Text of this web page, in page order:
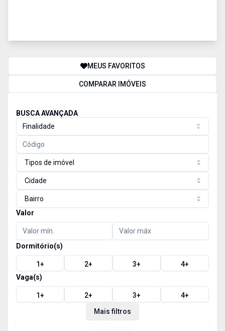
MEUS FAVORITOS
COMPARAR IMÓVEIS
BUSCA AVANÇADA
Finalidade
Tipos de imóvel
Cidade
Bairro
Valor
Dormitório(s)
1+ 2+ 3+ 4+
Vaga(s)
1+ 2+ 3+ 4+
Mais filtros